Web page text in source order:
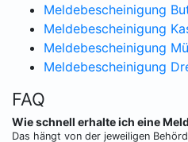
Meldebescheinigung
Meldebescheinigung
Meldebescheinigung
Meldebescheinigung
FAQ
Wie schnell erhalte ich eine
Das hängt von der jeweiligen